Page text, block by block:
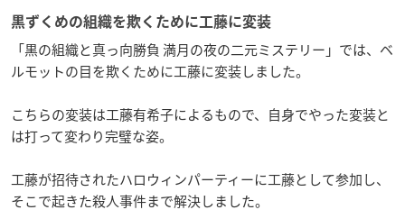
黒ずくめの組織を欺くために工藤に変装
「黒の組織と真っ向勝負 満月の夜の二元ミステリー」では、ベ
ルモットの目を欺くために工藤に変装しました。
こちらの変装は工藤有希子によるもので、自身でやった変装と
は打って変わり完璧な姿。
工藤が招待されたハロウィンパーティーに工藤として参加し、
そこで起きた殺人事件まで解決しました。